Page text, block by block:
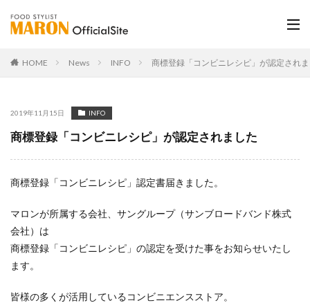
HOME News INFO 商標登録「コンビニレシピ」が認定され
2019年11月15日 INFO
商標登録「コンビニレシピ」が認定されました
商標登録「コンビニレシピ」認定書届きました。
マロンが所属する会社、サングループ（サンブロードバンド株式
会社）は
商標登録「コンビニレシピ」の認定を受けた事をお知らせいたし
ます。
皆様の多くが活用しているコンビニエンスストア。